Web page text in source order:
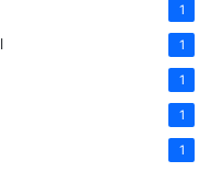
1
1
1
1
1